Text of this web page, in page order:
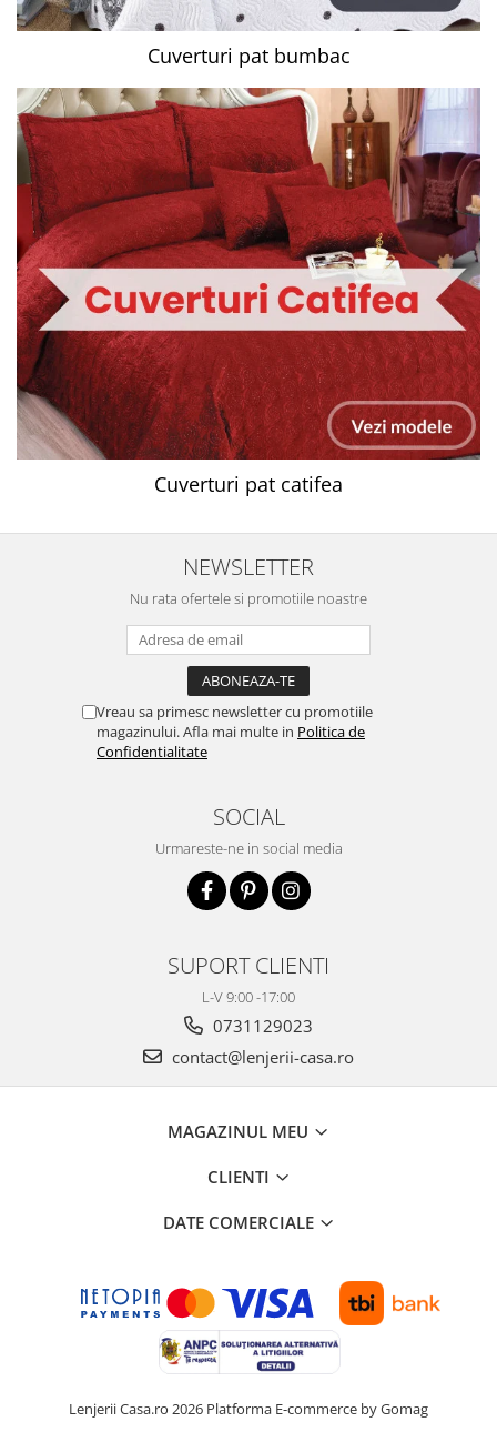
Cuverturi pat bumbac
Cuverturi pat catifea
NEWSLETTER
Nu rata ofertele si promotiile noastre
Vreau sa primesc newsletter cu promotiile
magazinului. Afla mai multe in Politica de
Confidentialitate
SOCIAL
Urmareste-ne in social media
SUPORT CLIENTI
L-V 9:00 -17:00
0731129023
contact@lenjerii-casa.ro
MAGAZINUL MEU
CLIENTI
DATE COMERCIALE
Lenjerii Casa.ro 2026 Platforma E-commerce by Gomag